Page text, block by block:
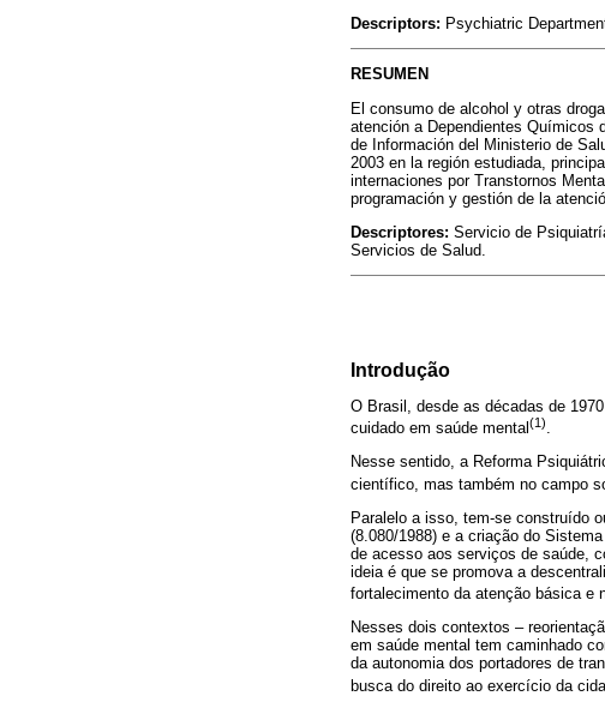
Descriptors: Psychiatric
RESUMEN
El consumo de alcohol y otras
atención a Dependientes Químicos
de Información del Ministerio de
2003 en la región estudiada,
internaciones por Transtornos
programación y gestión de la
Descriptores: Servicio de
Servicios de Salud.
Introdução
O Brasil, desde as décadas de
cuidado em saúde mental(1).
Nesse sentido, a Reforma
científico, mas também no campo
Paralelo a isso, tem-se construído
(8.080/1988) e a criação do
de acesso aos serviços de saúde,
ideia é que se promova a
fortalecimento da atenção básica e
Nesses dois contextos –
em saúde mental tem caminhado
da autonomia dos portadores de
busca do direito ao exercício da